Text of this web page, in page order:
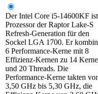
Der Intel Core i5-14600KF
Prozessor der Raptor Lake-S
Refresh-Generation für den
Sockel LGA 1700. Er
6 Performance-Kerne mit 8
Effizienz-Kernen zu 14
und 20 Threads. Die
Performance-Kerne takten
3,50 GHz bis 5,30 GHz, die